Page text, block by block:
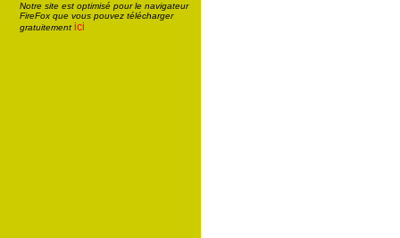
Notre site est optimisé pour le navigateur
FireFox que vous pouvez télécharger
gratuitement ici